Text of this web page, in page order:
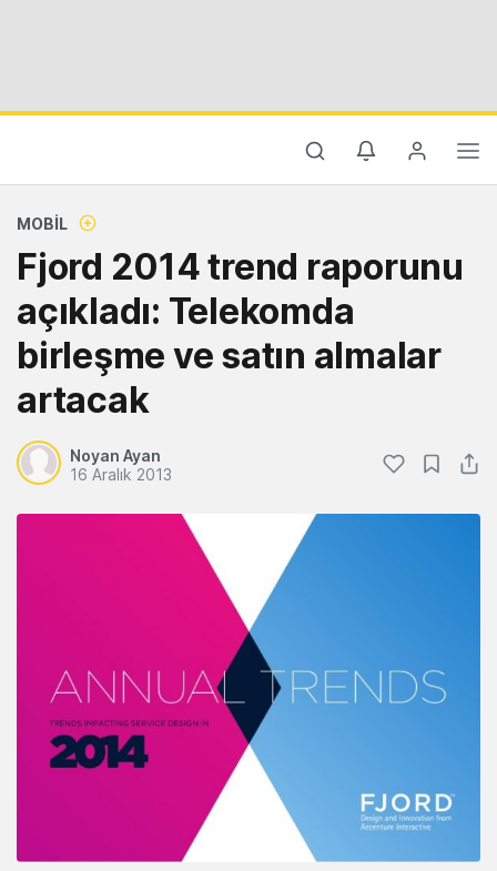
MOBIL
Fjord 2014 trend raporunu
açıkladı: Telekomda
birleşme ve satın almalar
artacak
Noyan Ayan
16 Aralık 2013